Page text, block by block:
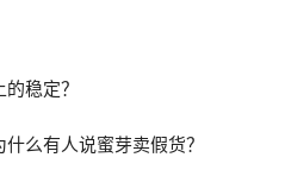
稳定？
么有人说蜜芽卖假货？